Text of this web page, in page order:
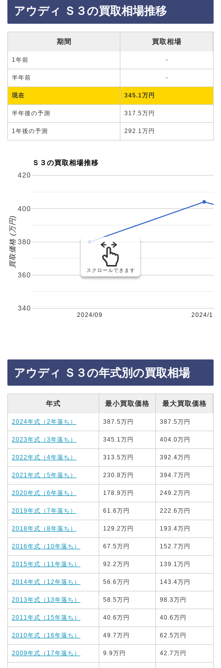
アウディ Ｓ３の買取相場推移
期間 買取相場
1年前 -
半年前 -
現在 345.1万円
半年後の予測 317.5万円
1年後の予測 292.1万円
Ｓ３の買取相場推移
2024/09 2024/11
340
360
380
400
420
買取価格 (万円)
スクロールできます
アウディ Ｓ３の年式別の買取相場
年式 最小買取価格 最大買取価格
2024年式（2年落ち） 387.5万円 387.5万円
2023年式（3年落ち） 345.1万円 404.0万円
2022年式（4年落ち） 313.5万円 392.4万円
2021年式（5年落ち） 230.8万円 394.7万円
2020年式（6年落ち） 178.9万円 249.2万円
2019年式（7年落ち） 61.6万円 222.6万円
2018年式（8年落ち） 129.2万円 193.4万円
2016年式（10年落ち） 67.5万円 152.7万円
2015年式（11年落ち） 92.2万円 139.1万円
2014年式（12年落ち） 56.6万円 143.4万円
2013年式（13年落ち） 58.5万円 98.3万円
2011年式（15年落ち） 40.6万円 40.6万円
2010年式（16年落ち） 49.7万円 62.5万円
2009年式（17年落ち） 9.9万円 42.7万円